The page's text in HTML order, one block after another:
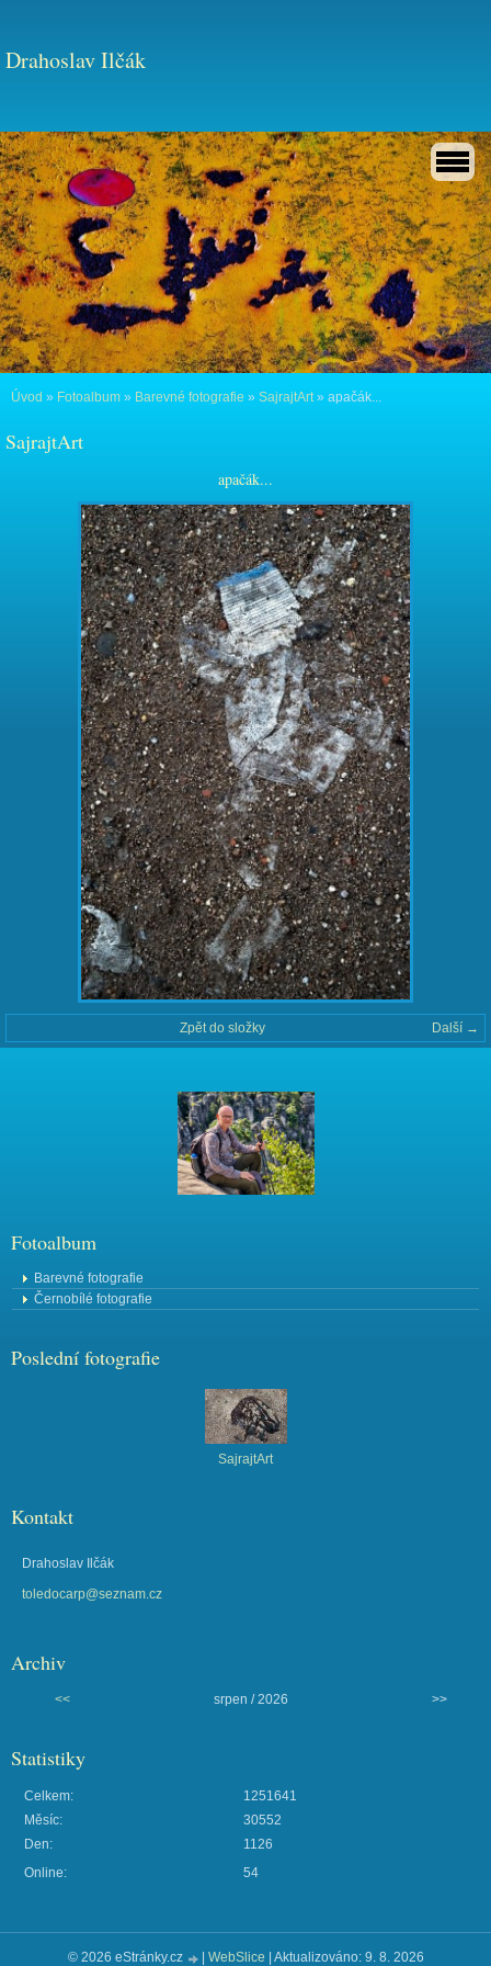
Drahoslav Ilčák
Úvod » Fotoalbum » Barevné fotografie » SajrajtArt» apačák...
SajrajtArt
apačák...
Další →
Zpět do složky
Fotoalbum
Barevné fotografie
Černobílé fotografie
Poslední fotografie
SajrajtArt
Kontakt
Drahoslav Ilčák
toledocarp@seznam.cz
Archiv
<< srpen / 2026 >>
Statistiky
Online: 54
Celkem:
1251641
Měsíc:
30552
Den:
1126
© 2026 eStránky.cz WebSlice Aktualizováno: 9. 8. 2026